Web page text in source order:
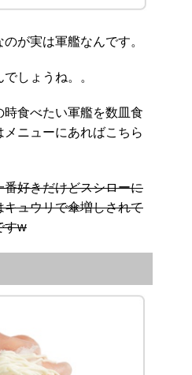
が実は軍艦なんです。
しょうね。。
食べたい軍艦を数皿食
ニューにあればこちら
好きだけどスシローに
ュウリで傘増しされて
すw